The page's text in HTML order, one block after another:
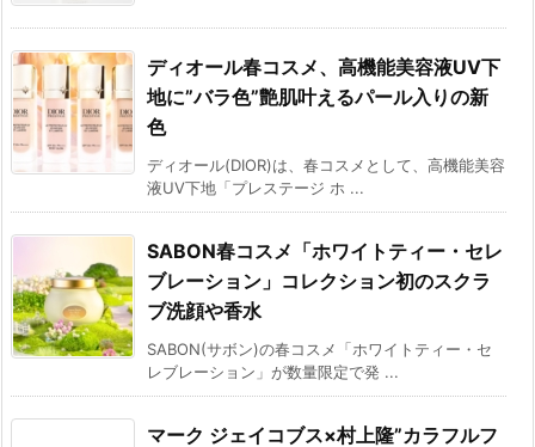
ディオール春コスメ、高機能美容液UV下
地に”バラ色”艶肌叶えるパール入りの新
色
ディオール(DIOR)は、春コスメとして、高機能美容
液UV下地「プレステージ ホ ...
SABON春コスメ「ホワイトティー・セレ
ブレーション」コレクション初のスクラ
ブ洗顔や香水
SABON(サボン)の春コスメ「ホワイトティー・セ
レブレーション」が数量限定で発 ...
マーク ジェイコブス×村上隆”カラフルフ